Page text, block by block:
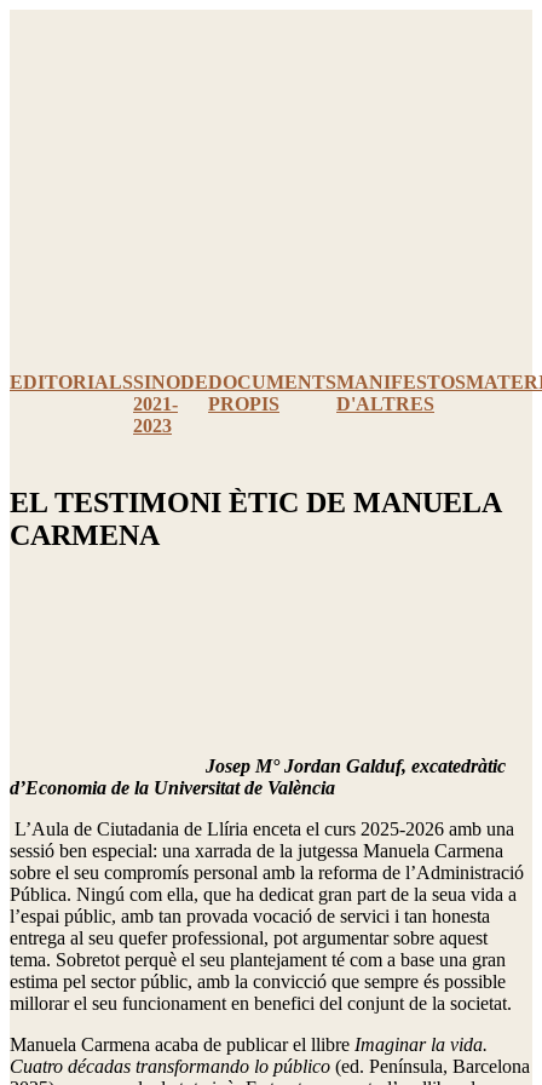
EDITORIALSSINODE
2021-
2023
DOCUMENTS
PROPIS
MANIFESTOS
D'ALTRES
EL TESTIMONI ÈTIC DE MANUELA
CARMENA
Josep M° Jordan Galduf, excatedràtic
d’Economia de la Universitat de València
L’Aula de Ciutadania de Llíria enceta el curs 2025-2026 amb una
sessió ben especial: una xarrada de la jutgessa Manuela Carmena
sobre el seu compromís personal amb la reforma de l’Administració
Pública. Ningú com ella, que ha dedicat gran part de la seua vida a
l’espai públic, amb tan provada vocació de servici i tan honesta
entrega al seu quefer professional, pot argumentar sobre aquest
tema. Sobretot perquè el seu plantejament té com a base una gran
estima pel sector públic, amb la convicció que sempre és possible
millorar el seu funcionament en benefici del conjunt de la societat.
Manuela Carmena acaba de publicar el llibre Imaginar la vida.
Cuatro décadas transformando lo público (ed. Península, Barcelona